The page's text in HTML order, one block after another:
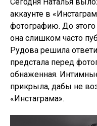
аккаунте в
фотографию. До этого
она слишком часто
Рудова решила
предстала перед
обнаженная.
прикрыла, дабы не
«Инстаграма».